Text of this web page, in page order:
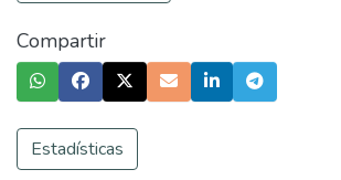
Compartir
Estadísticas